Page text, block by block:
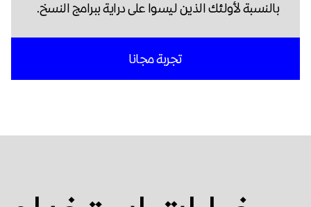
بالنسبة لأولئك الذين ليسوا على دراية ببرامج النسخ.
تجربة مجانا